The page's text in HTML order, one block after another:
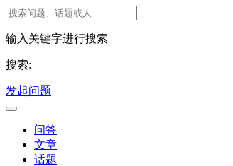
输入关键字进行搜索
搜索:
发起问题
问答
文章
话题